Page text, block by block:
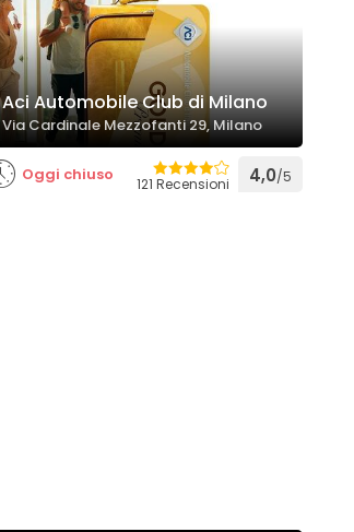
Aci Automobile Club di Milano
Via Cardinale Mezzofanti 29, Milano
Oggi chiuso 121 Recensioni 4,0/5